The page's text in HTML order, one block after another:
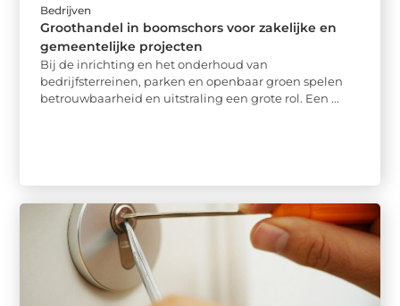
Bedrijven
Groothandel in boomschors voor zakelijke en
gemeentelijke projecten
Bij de inrichting en het onderhoud van
bedrijfsterreinen, parken en openbaar groen spelen
betrouwbaarheid en uitstraling een grote rol. Een ...